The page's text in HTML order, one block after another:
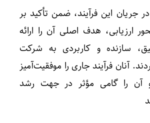
جریان این فرآیند، ضمن تأکید بر
ارزیابی، هدف اصلی آن را ارائه
سازنده و کاربردی به شرکت
آنان فرآیند جاری را موفقیت‌آمیز
و آن را گامی مؤثر در جهت رشد